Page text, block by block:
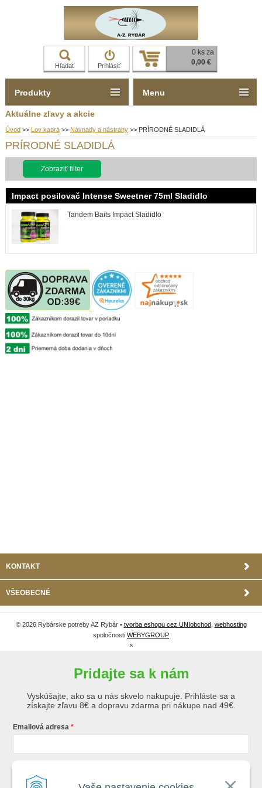
Hľadať Prihlásiť
0 ks za
0,00 €
Aktuálne zľavy a akcie
Úvod >> Lov kapra >> Návnady a nástrahy >> PRÍRODNÉ SLADIDLÁ
PRÍRODNÉ SLADIDLÁ
Zobraziť filter
Impact posilovač Intense Sweetner 75ml Sladidlo
Tandem Baits Impact Sladidlo
Produkty
KONTAKT
VŠEOBECNÉ
© 2026 Rybárske potreby AZ Rybár • tvorba eshopu cez UNIobchod, webhosting
spoločnosti WEBYGROUP
Menu
×
Pridajte sa k nám
Vyskúšajte, ako sa u nás skvelo nakupuje. Prihláste sa a
získajte zľavu 8€ a dopravu zdarma pri nákupe nad 49€.
Emailová adresa